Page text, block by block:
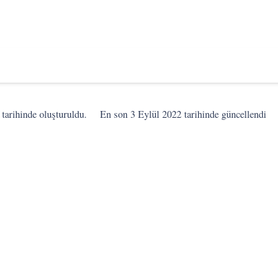
tarihinde oluşturuldu. En son3 Eylül 2022 tarihinde güncellendi